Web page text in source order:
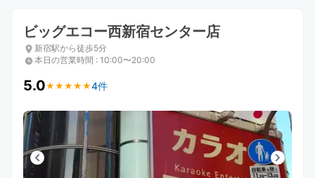
ビッグエコー西新宿センター店
新宿駅から徒歩5分
本日の営業時間 : 10:00〜20:00
5.0★ ★ ★ ★ ★
★ ★ ★ ★ ★4件